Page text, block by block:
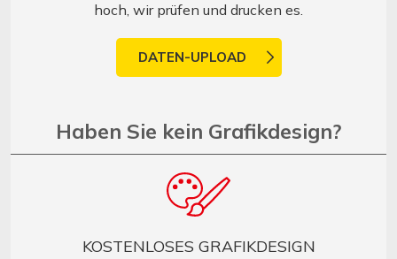
Stempel herstellen
hoch, wir prüfen und drucken es.
DATEN-UPLOAD
Haben Sie kein Grafikdesign?
KOSTENLOSES GRAFIKDESIGN